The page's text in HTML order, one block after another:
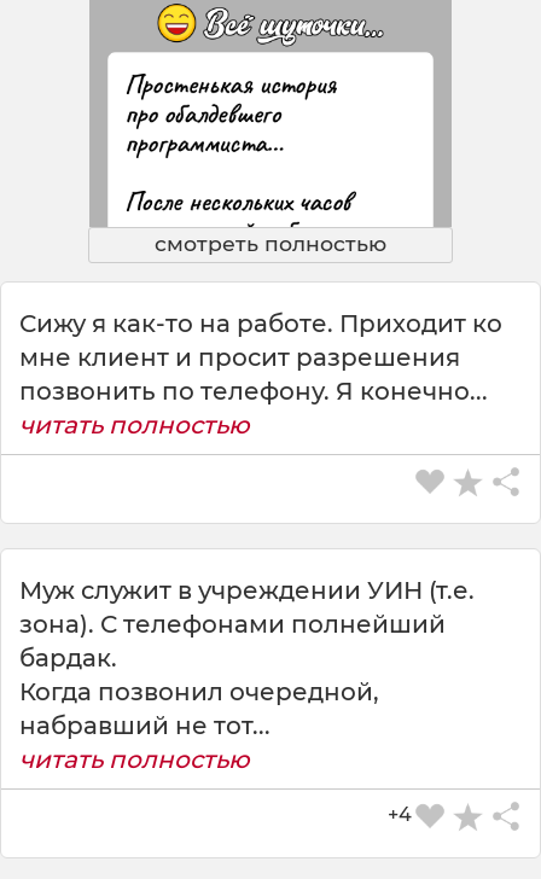
смотреть полностью
Сижу я как-то на работе. Приходит ко
мне клиент и просит разрешения
позвонить по телефону. Я конечно...
читать полностью
Муж служит в учреждении УИН (т.е.
зона). С телефонами полнейший
бардак.
Когда позвонил очередной,
набравший не тот...
читать полностью
+4